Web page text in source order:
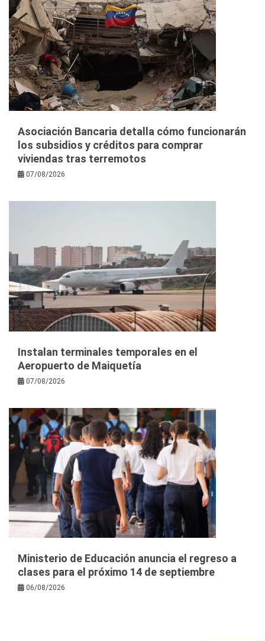
Asociación Bancaria detalla cómo funcionarán
los subsidios y créditos para comprar
viviendas tras terremotos
07/08/2026
Instalan terminales temporales en el
Aeropuerto de Maiquetía
07/08/2026
Ministerio de Educación anuncia el regreso a
clases para el próximo 14 de septiembre
06/08/2026